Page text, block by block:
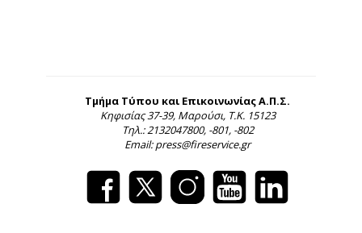
Τμήμα Τύπου και Επικοινωνίας Α.Π.Σ.
Κηφισίας 37-39, Μαρούσι, Τ.Κ. 15123
Τηλ.: 2132047800, -801, -802
Email: press@fireservice.gr